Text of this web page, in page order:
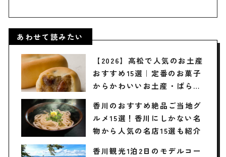
あわせて読みたい
【2026】高松で人気のお土産
おすすめ15選｜定番のお菓子
からかわいいお土産・ばらま
香川のおすすめ絶品ご当地グ
ルメ15選！香川にしかない名
物から人気の名店15選も紹介
香川観光1泊2日のモデルコー